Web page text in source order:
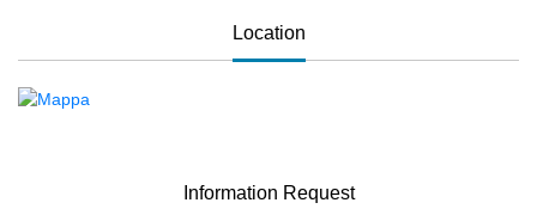
Location
Information Request